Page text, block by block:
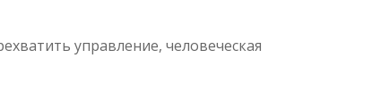
управление, человеческая